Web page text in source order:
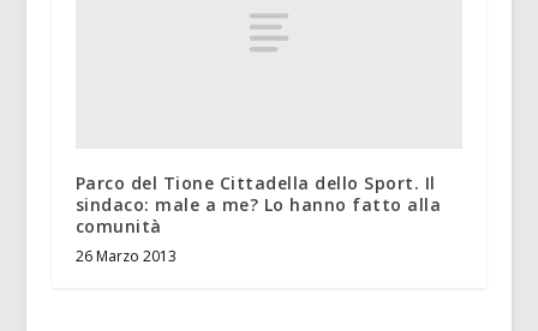
Parco del Tione Cittadella dello Sport. Il
sindaco: male a me? Lo hanno fatto alla
comunità
26 Marzo 2013